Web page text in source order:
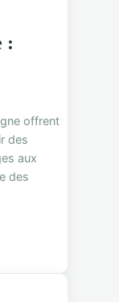
:
offrent
des
aux
des